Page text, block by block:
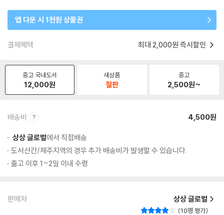
앱 다운 시 1천원 상품권
결제혜택 최대 2,000원 즉시할인
중고 국내도서
12,000원
새상품
절판
중고
2,500원~
배송비 4,500원
상상 글로벌에서 직접배송
도서산간/제주지역의 경우 추가 배송비가 발생할 수 있습니다.
출고 이후 1~2일 이내 수령
판매자 상상 글로벌
10명 평가